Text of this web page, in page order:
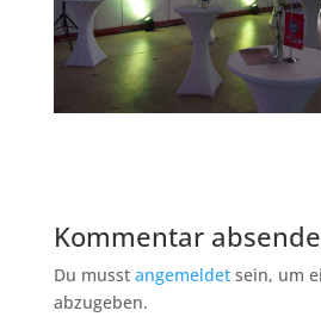
Kommentar
Du musst angemeldetsein, um
abzugeben.